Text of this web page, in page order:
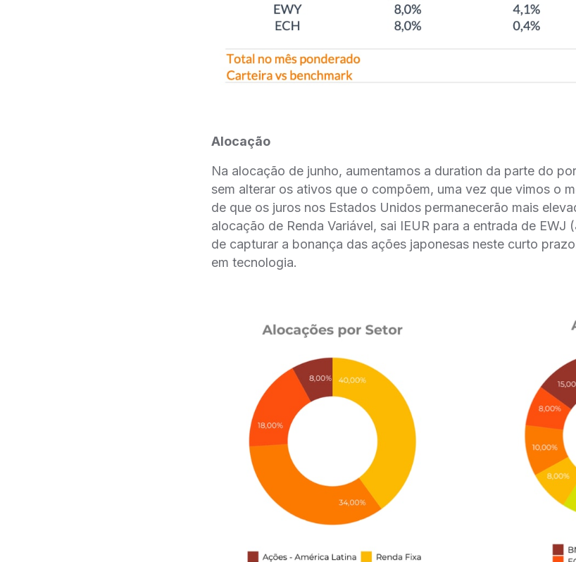
Alocação
Na alocação de junho, aumentamos a duration da parte do
sem alterar os ativos que o compõem, uma vez que vimos o
de que os juros nos Estados Unidos permanecerão mais
alocação de Renda Variável, sai IEUR para a entrada de EWJ
de capturar a bonança das ações japonesas neste curto
em tecnologia.